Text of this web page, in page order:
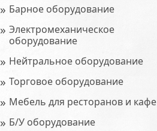
» Барное оборудование
» Электромеханическое
оборудование
» Нейтральное оборудование
» Торговое оборудование
» Мебель для ресторанов и кафе
» Б/У оборудование